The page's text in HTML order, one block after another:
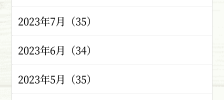
2023年7月（35）
2023年6月（34）
2023年5月（35）